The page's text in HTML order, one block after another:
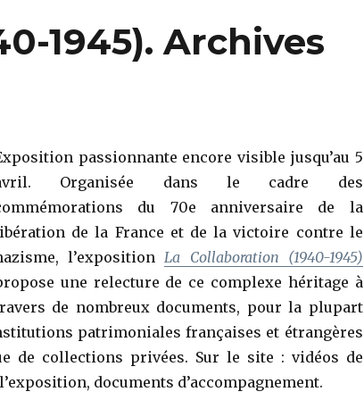
1945). Archives
passionnante encore visible jusqu’au 5
Organisée dans le cadre des
du 70e anniversaire de la
de la France et de la victoire contre le
l’expositionLa Collaboration (1940-1945)
une relecture de ce complexe héritage à
de nombreux documents, pour la plupart
patrimoniales françaises et étrangères
de collections privées. Sur le site : vidéos de
documents d’accompagnement.